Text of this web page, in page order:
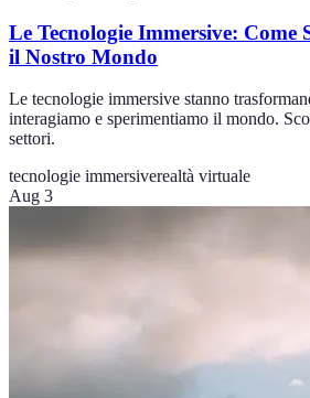
Le Tecnologie Immersive: Come
il Nostro Mondo
Le tecnologie immersive stanno
interagiamo e sperimentiamo il mondo.
settori.
tecnologie immersiverealtà virtuale
Aug 3